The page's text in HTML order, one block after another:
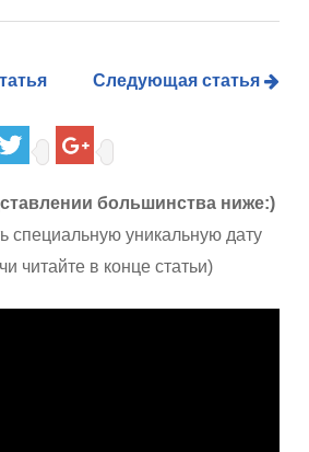
Следующая статья
большинства ниже:)
специальную уникальную дату
читайте в конце статьи)